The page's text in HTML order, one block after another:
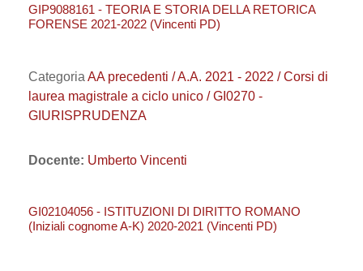
GIP9088161 - TEORIA E STORIA DELLA RETORICA
FORENSE 2021-2022 (Vincenti PD)
Categoria AA precedenti / A.A. 2021 - 2022 / Corsi di
laurea magistrale a ciclo unico / GI0270 -
GIURISPRUDENZA
Docente: Umberto Vincenti
GI02104056 - ISTITUZIONI DI DIRITTO ROMANO
(Iniziali cognome A-K) 2020-2021 (Vincenti PD)